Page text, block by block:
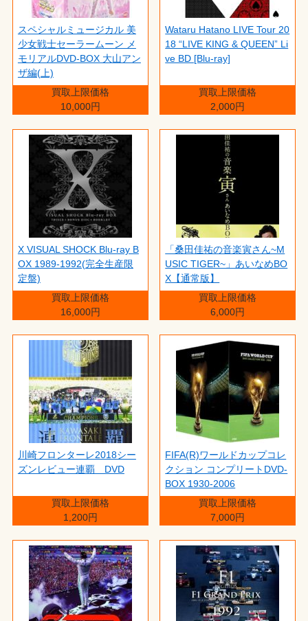
スペシャルミュージカル 美
少女戦士セーラームーン メ
モリアルDVD-BOX 大山アン
ザ編(上)
買取上限価格
10,000円
Wataru Hatano LIVE Tour 20
18 “LIVE KING & QUEEN” Li
ve BD [Blu-ray]
買取上限価格
2,000円
X VISUAL SHOCK Blu-ray B
OX 1989-1992(完全生産限
定盤)
買取上限価格
16,000円
「桑田佳祐の音楽寅さん~M
USIC TIGER~」あいなめBO
X【通常版】
買取上限価格
6,000円
川崎フロンターレ2018シー
ズンレビュー連覇 DVD
買取上限価格
1,200円
FIFA(R)ワールドカップコレ
クション コンプリートDVD-
BOX 1930-2006
買取上限価格
7,000円